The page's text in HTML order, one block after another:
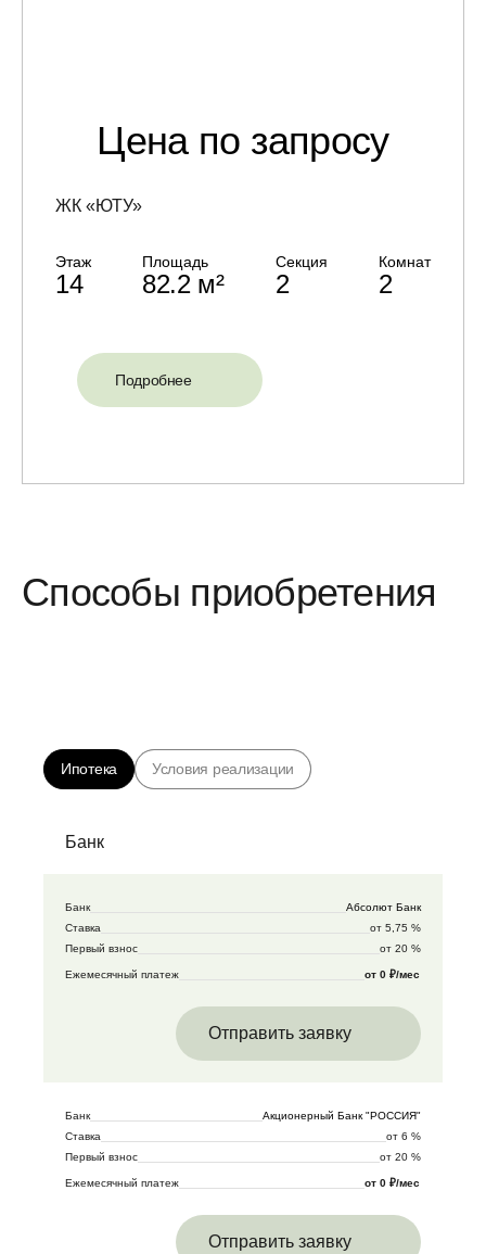
Цена по запросу
ЖК «ЮТУ»
Этаж
14
Площадь
82.2 м²
Секция
2
Комнат
2
Подробнее
Способы приобретения
Ипотека Условия реализации
Банк
Банк
Абсолют Банк
Ставка
от 5,75 %
Первый взнос
от 20 %
Ежемесячный платеж от 0 ₽/мес
Отправить заявку
Банк
Акционерный Банк "РОССИЯ"
Ставка
от 6 %
Первый взнос
от 20 %
Ежемесячный платеж от 0 ₽/мес
Отправить заявку